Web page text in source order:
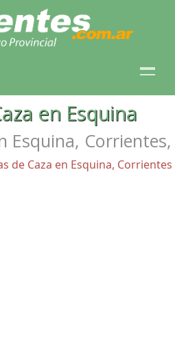
en Esquina
Esquina, Corrientes,
de Caza en Esquina, Corrientes